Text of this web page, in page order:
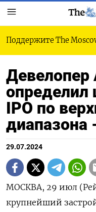
Поддержите The
определил
IPO по
диапазона
29.07.2024
МОСКВА, 29 июл
крупнейший